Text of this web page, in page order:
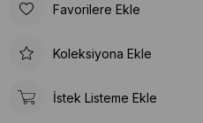
Favorilere Ekle
Koleksiyona Ekle
İstek Listeme Ekle